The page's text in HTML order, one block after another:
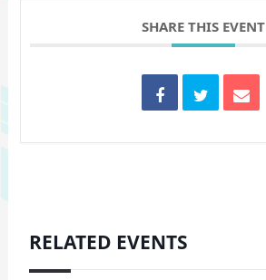
SHARE THIS EVENT
RELATED EVENTS